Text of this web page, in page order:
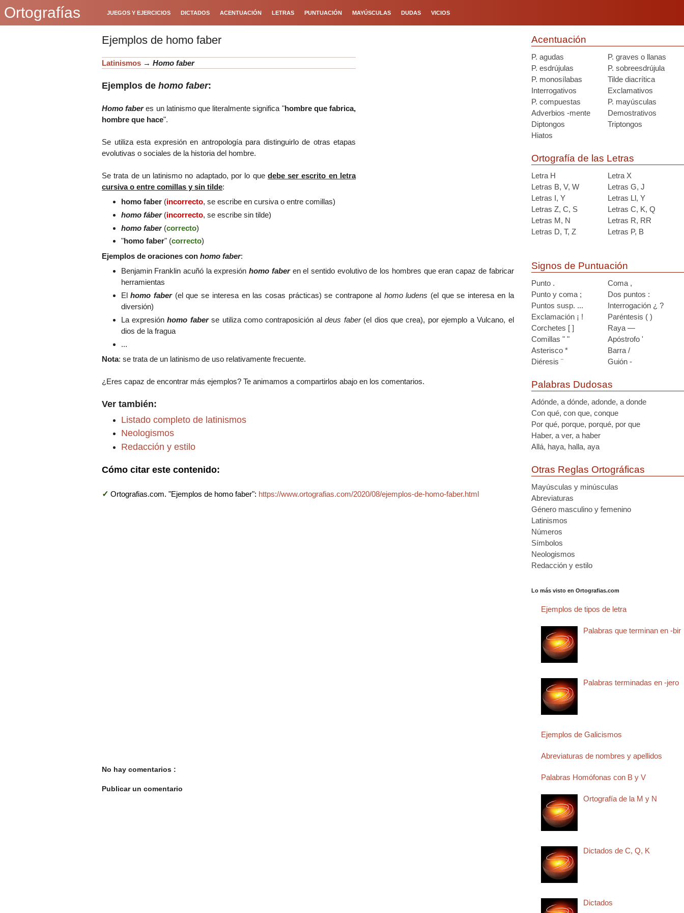
Ortografías JUEGOS Y EJERCICIOS DICTADOS ACENTUACIÓN LETRAS PUNTUACIÓN MAYÚSCULAS DUDAS VICIOS
Ejemplos de homo faber
Latinismos → Homo faber
Ejemplos de homo faber:
Homo faberes un latinismo que literalmente significa "hombre que fabrica,
hombre que hace".
Se utiliza esta expresión en antropología para distinguirlo de otras etapas
evolutivas o sociales de la historia del hombre.
Se trata de un latinismo no adaptado, por lo que debe ser escrito en letra
cursiva o entre comillas y sin tilde:
homo faber(incorrecto, se escribe en cursiva o entre comillas)
homo fáber(incorrecto, se escribe sin tilde)
homo faber(correcto)
"homo faber" (correcto)
Ejemplos de oraciones con homo faber:
Benjamin Franklin acuñó la expresiónhomo faberen el sentido evolutivo de los hombres que eran capaz de fabricar
herramientas
Elhomo faber(el que se interesa en las cosas prácticas) se contrapone al homo ludens (el que se interesa en la
diversión)
La expresiónhomo faberse utiliza como contraposición aldeus faber(el dios que crea), por ejemplo a Vulcano, el
dios de la fragua
...
Nota: se trata de un latinismo de uso relativamente frecuente.
¿Eres capaz de encontrar más ejemplos? Te animamos a compartirlos abajo en los comentarios.
Ver también:
Listado completo de latinismos
Neologismos
Redacción y estilo
Cómo citar este contenido:
✓ Ortografias.com. "Ejemplos de homo faber": https://www.ortografias.com/2020/08/ejemplos-de-homo-faber.html
No hay comentarios :
Publicar un comentario
Acentuación
P. agudas
P. graves o llanas
P. esdrújulas
P. sobreesdrújula
P. monosílabas
Tilde diacrítica
Interrogativos
Exclamativos
P. compuestas
P. mayúsculas
Adverbios -mente
Demostrativos
Diptongos
Triptongos
Hiatos
Ortografía de las Letras
Letra H
Letra X
Letras B, V, W
Letras G, J
Letras I, Y
Letras Ll, Y
Letras Z, C, S
Letras C, K, Q
Letras M, N
Letras R, RR
Letras D, T, Z
Letras P, B
Signos de Puntuación
Punto .
Coma ,
Punto y coma ;
Dos puntos :
Puntos susp. ...
Interrogación ¿ ?
Exclamación ¡ !
Paréntesis ( )
Corchetes [ ]
Raya —
Comillas " "
Apóstrofo '
Asterisco *
Barra /
Diéresis ¨
Guión -
Palabras Dudosas
Adónde, a dónde, adonde, a donde
Con qué, con que, conque
Por qué, porque, porqué, por que
Haber, a ver, a haber
Allá, haya, halla, aya
Otras Reglas Ortográficas
Mayúsculas y minúsculas
Abreviaturas
Género masculino y femenino
Latinismos
Números
Símbolos
Neologismos
Redacción y estilo
Lo más visto en Ortografias.com
Ejemplos de tipos de letra
Palabras que terminan en -bir
Palabras terminadas en -jero
Ejemplos de Galicismos
Abreviaturas de nombres y apellidos
Palabras Homófonas con B y V
Ortografía de la M y N
Dictados de C, Q, K
Dictados